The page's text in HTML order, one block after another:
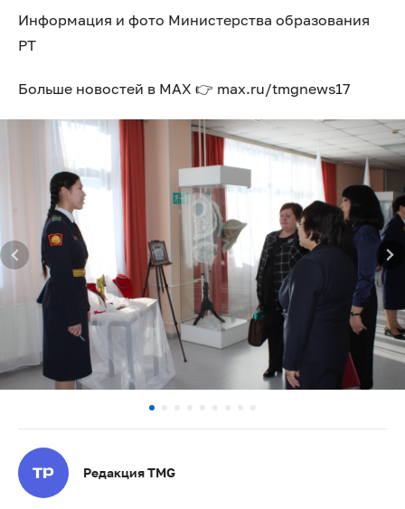
Информация и фото Министерства образования
РТ
Больше новостей в МАХ 👉 max.ru/tmgnews17
Редакция TMG